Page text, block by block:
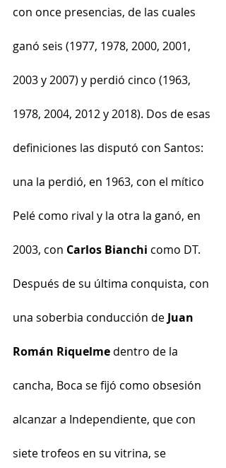
con once presencias, de las cuales
ganó seis (1977, 1978, 2000, 2001,
2003 y 2007) y perdió cinco (1963,
1978, 2004, 2012 y 2018). Dos de esas
definiciones las disputó con Santos:
una la perdió, en 1963, con el mítico
Pelé como rival y la otra la ganó, en
2003, con Carlos Bianchi como DT.
Después de su última conquista, con
una soberbia conducción de Juan
Román Riquelme dentro de la
cancha, Boca se fijó como obsesión
alcanzar a Independiente, que con
siete trofeos en su vitrina, se